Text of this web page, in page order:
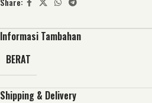
Informasi Tambahan
BERAT
Shipping & Delivery